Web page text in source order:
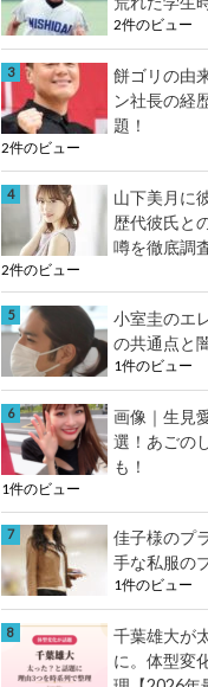
2件のビュー
餅ゴリの由
ン社長の経
題！
2件のビュー
山下美月に
歴代彼氏と
噂を徹底調
2件のビュー
小室圭のエ
の共通点と
1件のビュー
画像｜生見
選！あごの
も！
1件のビュー
佳子様のプ
手な私服の
1件のビュー
千葉雄大が
に。体型変